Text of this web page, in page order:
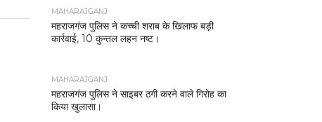
MAHARAJGANJ
महराजगंज पुलिस ने कच्ची शराब के खिलाफ बड़ी
कार्रवाई, 10 कुन्तल लहन नष्ट।
MAHARAJGANJ
महराजगंज पुलिस ने साइबर ठगी करने वाले गिरोह का
किया खुलासा।